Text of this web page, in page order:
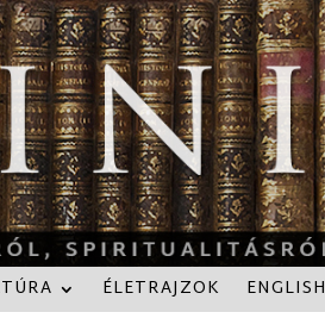
ÉLETRAJZOK ENGLISH